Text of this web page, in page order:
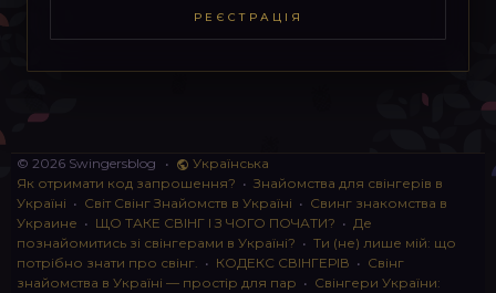
РЕЄСТРАЦІЯ
© 2026 Swingersblog •
Українська
Як отримати код запрошення? • Знайомства для свінгерів в
Україні • Світ Свінг Знайомств в Україні • Свинг знакомства в
Украине • ЩО ТАКЕ СВІНГ І З ЧОГО ПОЧАТИ? • Де
познайомитись зі свінгерами в Україні? • Ти (не) лише мій: що
потрібно знати про свінг. • КОДЕКС СВІНГЕРІВ • Свінг
знайомства в Україні — простір для пар • Свінгери України: